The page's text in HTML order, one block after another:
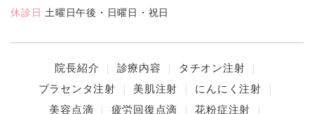
休診日 土曜日午後・日曜日・祝日
院長紹介 診療内容
タチオン注射
プラセンタ注射
美肌注射
にんにく注射
美容点滴
疲労回復点滴 花粉症注射